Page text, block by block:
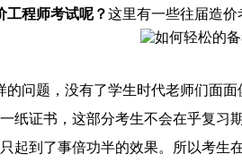
工程师考试呢？这里有一些往届造
问题，没有了学生时代老师们面
纸证书，这部分考生不会在乎复
起到了事倍功半的效果。所以考